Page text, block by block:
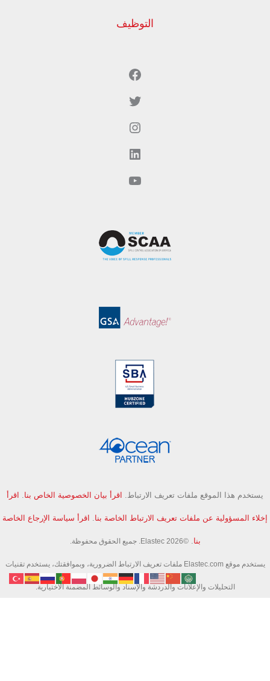
التوظيف
يستخدم هذا الموقع ملفات تعريف الارتباط. اقرأ بيان الخصوصية الخاص بنا. اقرأ
إخلاء المسؤولية عن ملفات تعريف الارتباط الخاصة بنا. اقرأ سياسة الإرجاع الخاصة
بنا.©Elastec 2026. جميع الحقوق محفوظة.
يستخدم موقع Elastec.com ملفات تعريف الارتباط الضرورية، وبموافقتك، يستخدم تقنيات
التحليلات والإعلانات والدردشة والإسناد والوسائط المضمنة الاختيارية.